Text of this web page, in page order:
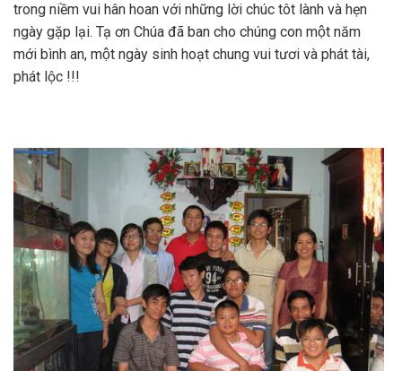
trong niềm vui hân hoan với những lời chúc tôt lành và hẹn
ngày gặp lại. Tạ ơn Chúa đã ban cho chúng con một năm
mới bình an, một ngày sinh hoạt chung vui tươi và phát tài,
phát lộc !!!